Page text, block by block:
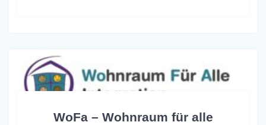
WoFa – Wohnraum für alle